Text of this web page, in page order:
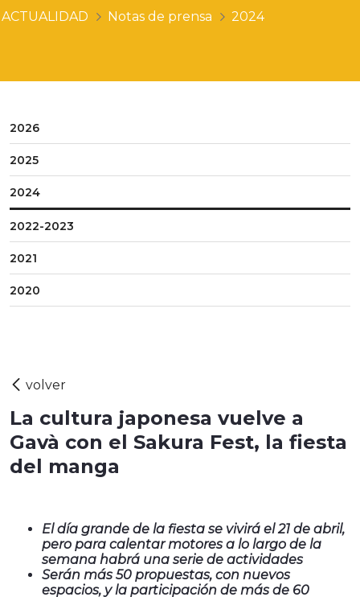
ACTUALIDAD Notas de prensa 2024
2026
2025
2024
2022-2023
2021
2020
La cultura japonesa vuelve a
Gavà con el Sakura Fest, la fiesta
del manga
El día grande de la fiesta se vivirá el 21 de abril,
pero para calentar motores a lo largo de la
semana habrá una serie de actividades
Serán más 50 propuestas, con nuevos
espacios, y la participación de más de 60